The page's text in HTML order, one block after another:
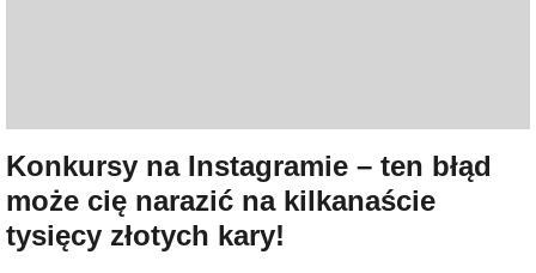
Konkursy na Instagramie – ten błąd
może cię narazić na kilkanaście
tysięcy złotych kary!